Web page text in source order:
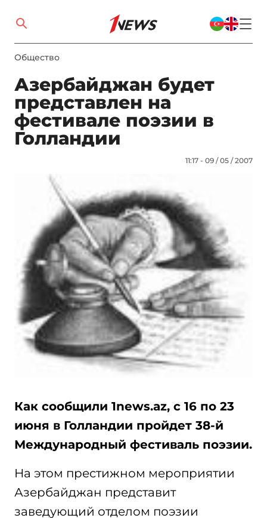
Общество
Азербайджан будет
представлен на
фестивале поэзии в
Голландии
11:17 - 09 / 05 / 2007
Как сообщили 1news.az, с 16 по 23
июня в Голландии пройдет 38-й
Международный фестиваль поэзии.
На этом престижном мероприятии
Азербайджан представит
заведующий отделом поэзии